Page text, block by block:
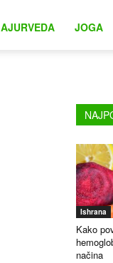
AJURVEDA JOGA
Ishrana
Kako
načina